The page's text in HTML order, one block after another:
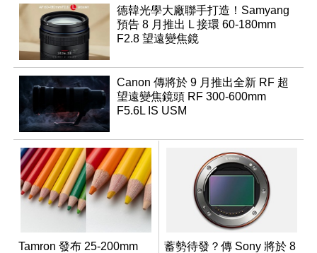
德韓光學大廠聯手打造！Samyang
預告 8 月推出 L 接環 60-180mm
F2.8 望遠變焦鏡
Canon 傳將於 9 月推出全新 RF 超
望遠變焦鏡頭 RF 300-600mm
F5.6L IS USM
Tamron 發布 25-200mm
蓄勢待發？傳 Sony 將於 8